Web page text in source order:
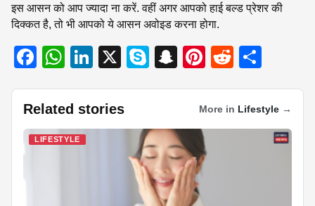
इस आसन को आप ज्यादा ना करें. वहीं अगर आपको हाई बल्ड प्रेशर की
दिक्कत है, तो भी आपको ये आसन अवोइड करना होगा.
F
c
e
b
W
at
s
A
Li
k
e
X
S
e
S
p
c
h
at
Pi
er
e
st
R
d
di
ar
e
Related stories More in Lifestyle →
LIFESTYLE